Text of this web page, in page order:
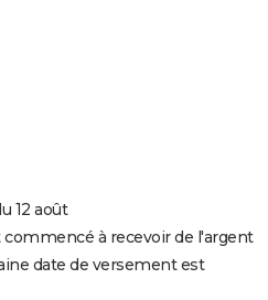
12 août
à recevoir de l'argent
date de versement est